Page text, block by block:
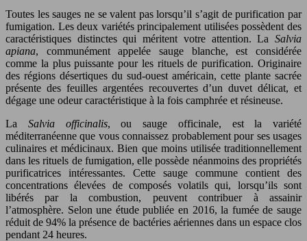
Toutes les sauges ne se valent pas lorsqu’il s’agit de purification par
fumigation. Les deux variétés principalement utilisées possèdent des
caractéristiques distinctes qui méritent votre attention. La Salvia
apiana, communément appelée sauge blanche, est considérée
comme la plus puissante pour les rituels de purification. Originaire
des régions désertiques du sud-ouest américain, cette plante sacrée
présente des feuilles argentées recouvertes d’un duvet délicat, et
dégage une odeur caractéristique à la fois camphrée et résineuse.
La Salvia officinalis, ou sauge officinale, est la variété
méditerranéenne que vous connaissez probablement pour ses usages
culinaires et médicinaux. Bien que moins utilisée traditionnellement
dans les rituels de fumigation, elle possède néanmoins des propriétés
purificatrices intéressantes. Cette sauge commune contient des
concentrations élevées de composés volatils qui, lorsqu’ils sont
libérés par la combustion, peuvent contribuer à assainir
l’atmosphère. Selon une étude publiée en 2016, la fumée de sauge
réduit de 94% la présence de bactéries aériennes dans un espace clos
pendant 24 heures.